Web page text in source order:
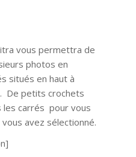
vous permettra de
photos en
situés en haut à
De petits crochets
les carrés pour vous
avez sélectionné.